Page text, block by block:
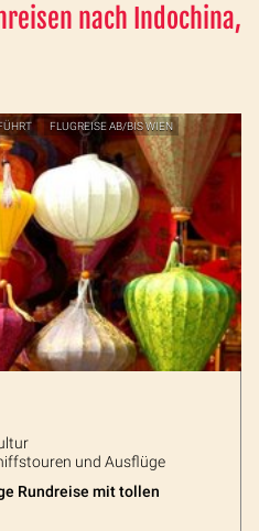
nach Indochina,
FLUGREISE AB/BIS WIEN
und Ausflüge
Rundreise mit tollen